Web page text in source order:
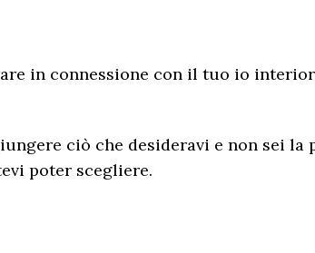
in connessione con il tuo io
ciò che desideravi e non sei la
poter scegliere.